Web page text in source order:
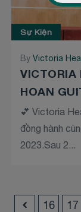
Sự Kiện
ByVictoria
VICTORIA
HOAN
💕 Victoria
đồng hành
2023.Sau 2...
16 17